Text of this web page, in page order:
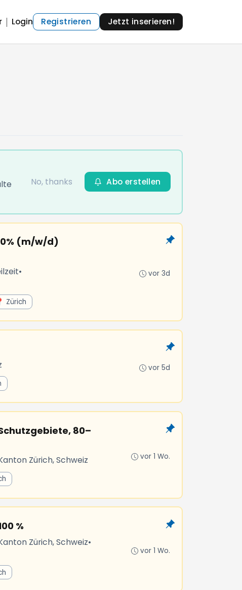
Login Registrieren Jetzt inserieren!
No, thanks Abo erstellen
(m/w/d)
•
Zürich
vor 3d
vor 5d
80–
Zürich, Schweiz vor 1 Wo.
%
Zürich, Schweiz•
vor 1 Wo.